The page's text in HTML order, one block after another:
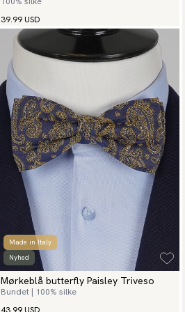
39.99 USD
Made in Italy
Nyhed
Mørkeblå butterfly Paisley Triveso
Bundet | 100% silke